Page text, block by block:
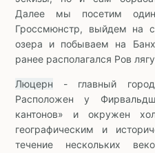
Далее мы посетим
Гроссмюнстр, выйдем на
озера и побываем на
ранее располагался Ров
Люцерн - главный город
Расположен у
кантонов» и окружен
географическим и
течение нескольких